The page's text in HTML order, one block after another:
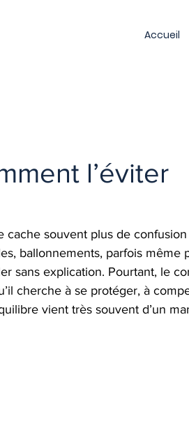
Accueil
l’éviter
cache souvent plus de
ballonnements, parfois même
sans explication. Pourtant, le
cherche à se protéger, à
vient très souvent d’un